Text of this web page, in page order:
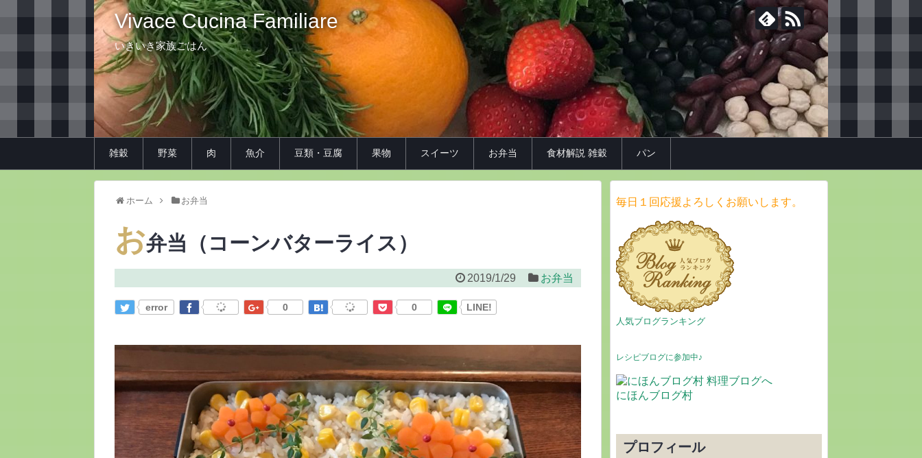
Vivace Cucina Familiare
いきいき家族ごはん
雑穀 野菜 肉 魚介 豆類・豆腐 果物 スイーツ お弁当 食材解説 雑穀 パン
ホーム お弁当
お弁当（コーンバターライス）
2019/1/29 お弁当
error 0 0 LINE!
毎日１回応援よろしくお願いします。
人気ブログランキング
レシピブログに参加中♪
にほんブログ村
プロフィール